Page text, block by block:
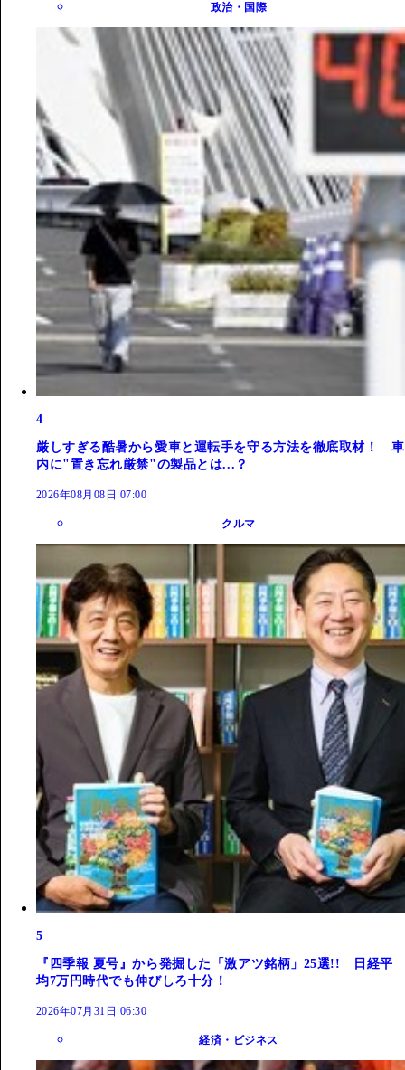
政治・国際
4
厳しすぎる酷暑から愛車と運転手を守る方法を徹底取材！ 車
内に"置き忘れ厳禁"の製品とは...？
2026年08月08日 07:00
クルマ
5
『四季報 夏号』から発掘した「激アツ銘柄」25選!! 日経平
均7万円時代でも伸びしろ十分！
2026年07月31日 06:30
経済・ビジネス